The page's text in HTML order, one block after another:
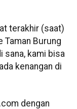
terakhir (saat)
Taman Burung
sana, kami bisa
kenangan di
dengan